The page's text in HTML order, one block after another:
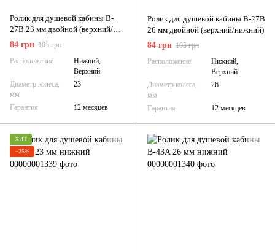
Ролик для душевой кабины B-
27B 23 мм двойной (верхний/
нижний)
84 грн 105 грн
Расположение
Нижний,
Верхний
Диаметр колеса,
мм
23
Гарантия 12 месяцев
Ролик для душевой кабины B-27B
26 мм двойной (верхний/нижний)
84 грн 105 грн
Расположение
Нижний,
Верхний
Диаметр колеса,
мм
26
Гарантия 12 месяцев
ХИТ
−25%